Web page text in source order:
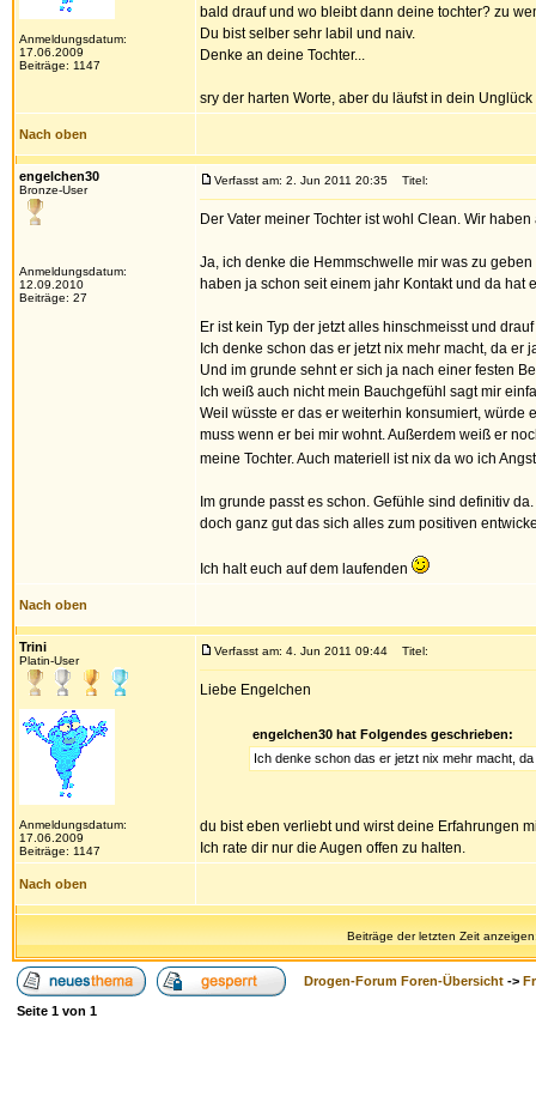
Anmeldungsdatum:
17.06.2009
Beiträge: 1147
bald drauf und wo bleibt dann deine tochter? zu
Du bist selber sehr labil und naiv.
Denke an deine Tochter...
sry der harten Worte, aber du läufst in dein Unglück
Nach oben
engelchen30
Bronze-User
Anmeldungsdatum:
12.09.2010
Beiträge: 27
Verfasst am: 2. Jun 2011 20:35 Titel:
Der Vater meiner Tochter ist wohl Clean. Wir
Ja, ich denke die Hemmschwelle mir was zu
haben ja schon seit einem jahr Kontakt und da hat
Er ist kein Typ der jetzt alles hinschmeisst und
Ich denke schon das er jetzt nix mehr macht, da
Und im grunde sehnt er sich ja nach einer festen
Ich weiß auch nicht mein Bauchgefühl sagt mir
Weil wüsste er das er weiterhin konsumiert,
muss wenn er bei mir wohnt. Außerdem weiß er
meine Tochter. Auch materiell ist nix da wo ich
Im grunde passt es schon. Gefühle sind definitiv
doch ganz gut das sich alles zum positiven
Ich halt euch auf dem laufenden
Nach oben
Trini
Platin-User
Anmeldungsdatum:
17.06.2009
Beiträge: 1147
Verfasst am: 4. Jun 2011 09:44 Titel:
Liebe Engelchen
engelchen30 hat Folgendes geschrieben:
Ich denke schon das er jetzt nix mehr macht,
du bist eben verliebt und wirst deine Erfahrungen
Ich rate dir nur die Augen offen zu halten.
Nach oben
Beiträge der letzten Zeit
Drogen-Forum Foren-Übersicht ->
Seite 1 von 1